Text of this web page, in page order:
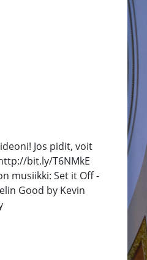
Jos pidit, voit
bit.ly/T6NMkE
musiikki: Set it Off -
Good by Kevin